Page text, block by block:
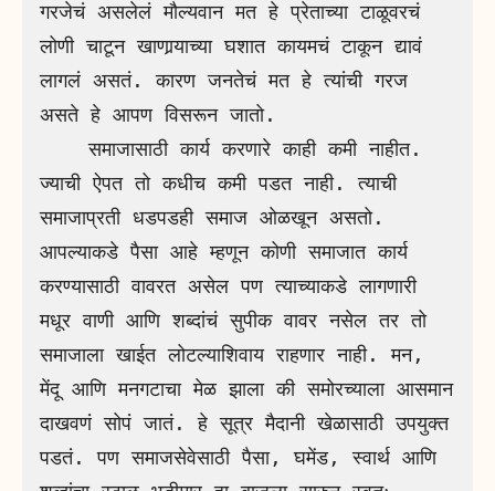
गरजेचं असलेलं मौल्यवान मत हे प्रेताच्या टाळूवरचं
लोणी चाटून खाणार्‍याच्या घशात कायमचं टाकून द्यावं
लागलं असतं. कारण जनतेचं मत हे त्यांची गरज
असते हे आपण विसरून जातो.
    समाजासाठी कार्य करणारे काही कमी नाहीत.
ज्याची ऐपत तो कधीच कमी पडत नाही. त्याची
समाजाप्रती धडपडही समाज ओळखून असतो.
आपल्याकडे पैसा आहे म्हणून कोणी समाजात कार्य
करण्यासाठी वावरत असेल पण त्याच्याकडे लागणारी
मधूर वाणी आणि शब्दांचं सुपीक वावर नसेल तर तो
समाजाला खाईत लोटल्याशिवाय राहणार नाही. मन,
मेंदू आणि मनगटाचा मेळ झाला की समोरच्याला आसमान
दाखवणं सोपं जातं. हे सूत्र मैदानी खेळासाठी उपयुक्त
पडतं. पण समाजसेवेसाठी पैसा, घमेंड, स्वार्थ आणि